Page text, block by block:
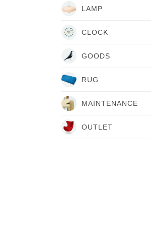
LAMP
CLOCK
GOODS
RUG
MAINTENANCE
OUTLET